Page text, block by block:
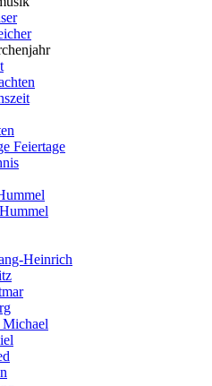
Feiertage
Heinrich
Michael